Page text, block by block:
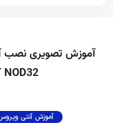
آموزش آنتی